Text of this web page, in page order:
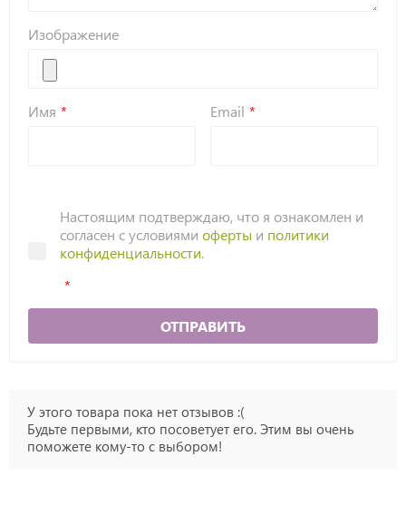
Изображение
Имя Email
Настоящим подтверждаю, что я ознакомлен и
согласен с условиями оферты и политики
конфиденциальности.
ОТПРАВИТЬ
У этого товара пока нет отзывов :(
Будьте первыми, кто посоветует его. Этим вы очень
поможете кому-то с выбором!